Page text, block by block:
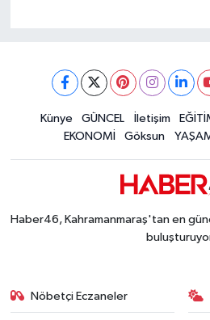
Künye GÜNCEL İletişim
EKONOMİ
Göksun
Haber46, Kahramanmaraş'tan en
Nöbetçi Eczaneler